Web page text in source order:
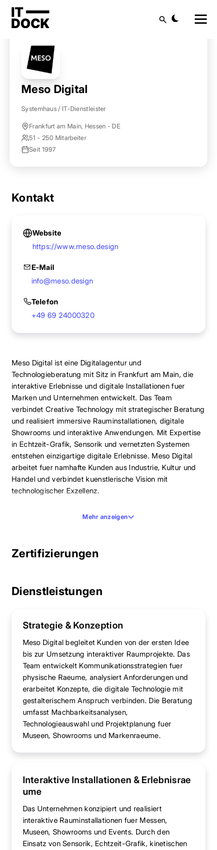
Startseite Anbieter finden
Meso Digital
Systemhaus / IT-Dienstleister
Frankfurt am Main, Hessen - DE
51 - 250 Mitarbeiter
Seit 1997
Kontakt
Website
https://www.meso.design
E-Mail
info@meso.design
Telefon
+49 69 24000320
Meso Digital ist eine Digitalagentur und
Technologieberatung mit Sitz in Frankfurt am Main, die
interaktive Erlebnisse und digitale Installationen fuer
Marken und Unternehmen entwickelt. Das Team
verbindet Creative Technology mit strategischer Beratung
und realisiert immersive Rauminstallationen, digitale
Showrooms und interaktive Anwendungen. Mit Expertise
in Echtzeit-Grafik, Sensorik und vernetzten Systemen
entstehen einzigartige digitale Erlebnisse. Meso Digital
arbeitet fuer namhafte Kunden aus Industrie, Kultur und
Handel und verbindet kuenstlerische Vision mit
technologischer Exzellenz.
Mehr anzeigen
Zertifizierungen
Dienstleistungen
Strategie & Konzeption
Meso Digital begleitet Kunden von der ersten Idee
bis zur Umsetzung interaktiver Raumprojekte. Das
Team entwickelt Kommunikationsstrategien fuer
physische Raeume, analysiert Anforderungen und
erarbeitet Konzepte, die digitale Technologie mit
gestalterischem Anspruch verbinden. Die Beratung
umfasst Machbarkeitsanalysen,
Technologieauswahl und Projektplanung fuer
Museen, Showrooms und Markenraeume.
Interaktive Installationen & Erlebnisrae
ume
Das Unternehmen konzipiert und realisiert
interaktive Rauminstallationen fuer Messen,
Museen, Showrooms und Events. Durch den
Einsatz von Sensorik, Echtzeit-Grafik, kinetischen